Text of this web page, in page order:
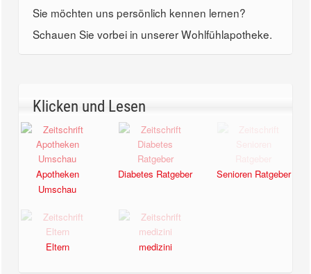
Sie möchten uns persönlich kennen lernen?
Schauen Sie vorbei in unserer Wohlfühlapotheke.
Klicken und Lesen
Apotheken
Umschau
Diabetes Ratgeber Senioren Ratgeber
Eltern medizini